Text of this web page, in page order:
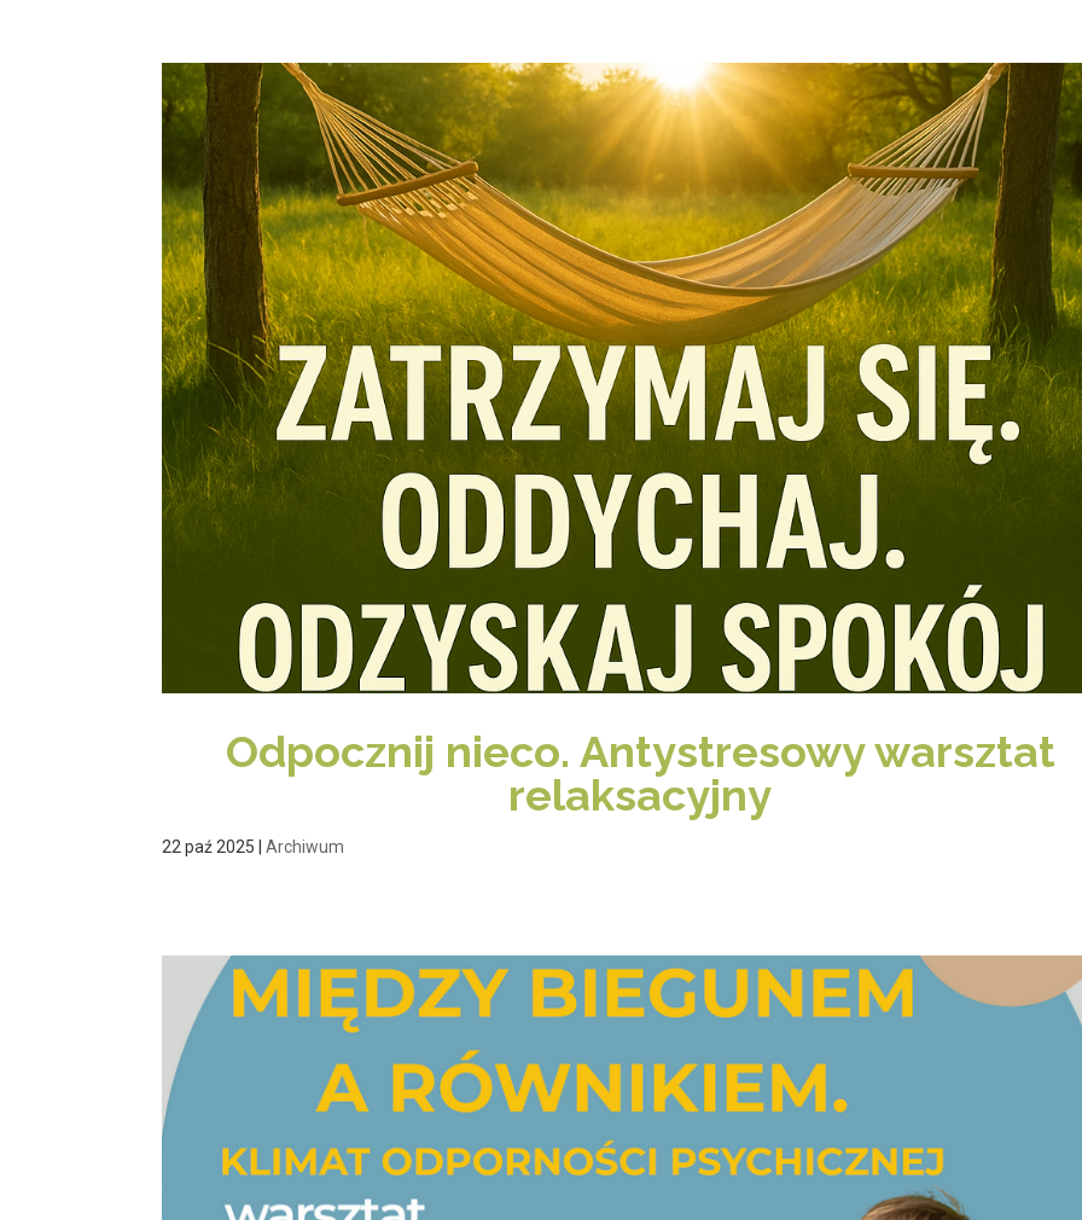
Odpocznij nieco. Antystresowy warsztat
relaksacyjny
22 paź 2025 |Archiwum